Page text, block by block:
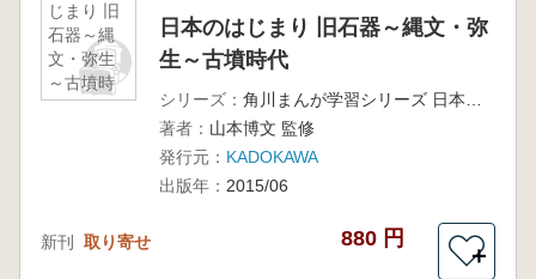
じまり 旧
石器～縄
文・弥生
～古墳時
代
日本のはじまり 旧石器～縄文・弥
生～古墳時代
シリーズ：
著者： 山本博文 監修
発行元： KADOKAWA
出版年： 2015/06
新刊 取り寄せ 880 円
＋